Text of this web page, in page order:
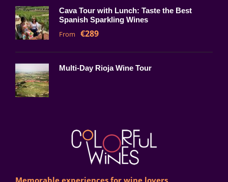
Cava Tour with Lunch: Taste the Best
Spanish Sparkling Wines
From €289
Multi-Day Rioja Wine Tour